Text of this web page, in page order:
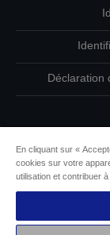
Déclaration
En cliquant sur «
cookies sur votre
utilisation et contribuer